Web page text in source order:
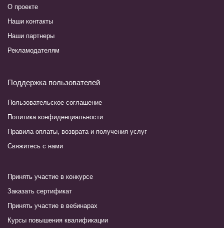
О проекте
Наши контакты
Наши партнеры
Рекламодателям
Поддержка пользователей
Пользовательское соглашение
Политика конфиденциальности
Правила оплаты, возврата и получения услуг
Свяжитесь с нами
Принять участие в конкурсе
Заказать сертификат
Принять участие в вебинарах
Курсы повышения квалификации